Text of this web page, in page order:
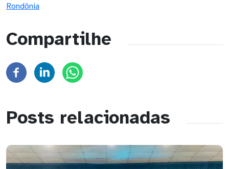
Rondônia
Compartilhe
Posts relacionadas